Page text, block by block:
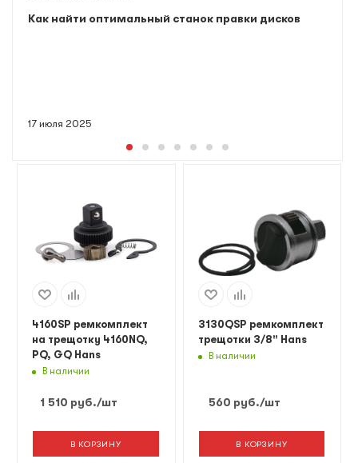
17 июля 2025
Как найти оптимальный станок правки дисков
4160SP ремкомплект
на трещотку 4160NQ,
PQ, GQ Hans
В наличии
1 510 руб./шт
В КОРЗИНУ
3130QSP ремкомплект
трещотки 3/8" Hans
В наличии
560 руб./шт
В КОРЗИНУ